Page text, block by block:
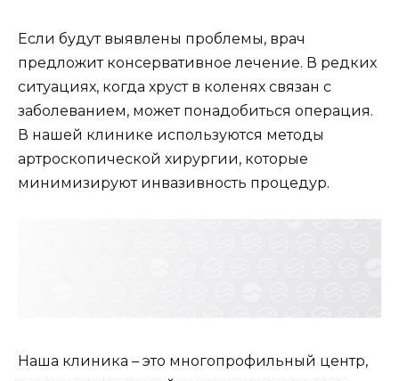
Если будут выявлены проблемы, врач
предложит консервативное лечение. В редких
ситуациях, когда хруст в коленях связан с
заболеванием, может понадобиться операция.
В нашей клинике используются методы
артроскопической хирургии, которые
минимизируют инвазивность процедур.
Наша клиника – это многопрофильный центр,